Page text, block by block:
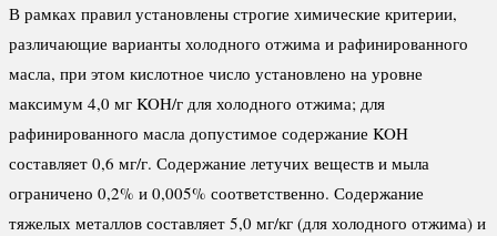
В рамках правил установлены строгие химические критерии,
различающие варианты холодного отжима и рафинированного
масла, при этом кислотное число установлено на уровне
максимум 4,0 мг KOH/г для холодного отжима; для
рафинированного масла допустимое содержание KOH
составляет 0,6 мг/г. Содержание летучих веществ и мыла
ограничено 0,2% и 0,005% соответственно. Содержание
тяжелых металлов составляет 5,0 мг/кг (для холодного отжима) и